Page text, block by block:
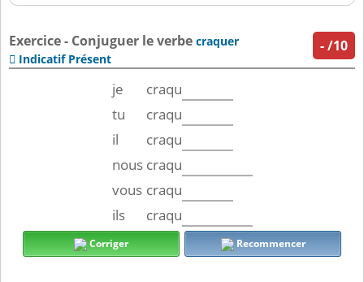
-/10
Exercice - Conjuguer le verbe craquer
 Indicatif Présent
je
craqu
tu
craqu
il
craqu
nous craqu
vous craqu
ils
craqu
Corriger Recommencer